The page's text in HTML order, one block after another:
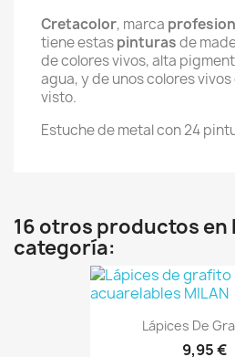
Cretacolor, marca
tiene estaspinturasde
de colores vivos, alta
agua, y de unos colores
visto.
Estuche de metal con 24
16 otros productos en
categoría:
Lápices De
9,95 €